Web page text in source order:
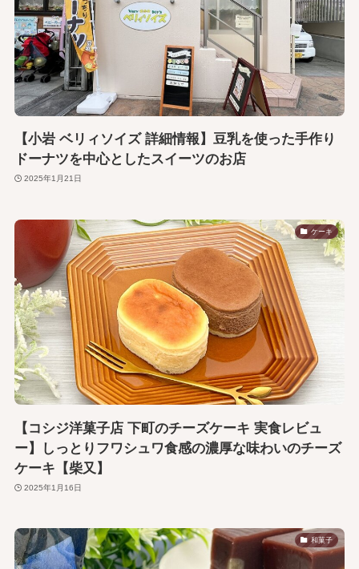
【小岩 ベリィソイズ 詳細情報】豆乳を使った手作り
ドーナツを中心としたスイーツのお店
2025年1月21日
ケーキ
【コシジ洋菓子店 下町のチーズケーキ 実食レビュ
ー】しっとりフワシュワ食感の濃厚な味わいのチーズ
ケーキ【柴又】
2025年1月16日
和菓子